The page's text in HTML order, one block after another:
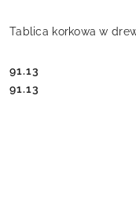
Tablica korkowa w
Cena:
91.13
Cena:
91.13